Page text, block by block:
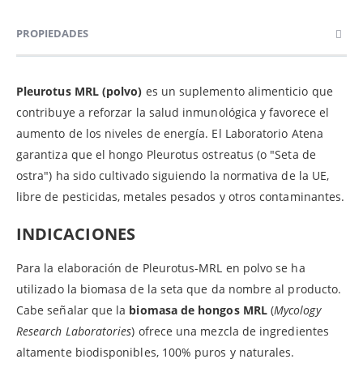
PROPIEDADES
Pleurotus MRL (polvo) es un suplemento alimenticio que
contribuye a reforzar la salud inmunológica y favorece el
aumento de los niveles de energía. El Laboratorio Atena
garantiza que el hongo Pleurotus ostreatus (o "Seta de
ostra") ha sido cultivado siguiendo la normativa de la UE,
libre de pesticidas, metales pesados y otros contaminantes.
INDICACIONES
Para la elaboración de Pleurotus-MRL en polvo se ha
utilizado la biomasa de la seta que da nombre al producto.
Cabe señalar que la biomasa de hongos MRL(Mycology
Research Laboratories) ofrece una mezcla de ingredientes
altamente biodisponibles, 100% puros y naturales.